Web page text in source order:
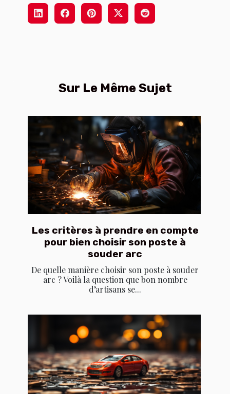
Sur Le Même Sujet
Les critères à prendre en compte
pour bien choisir son poste à
souder arc
De quelle manière choisir son poste à souder
arc ? Voilà la question que bon nombre
d’artisans se...